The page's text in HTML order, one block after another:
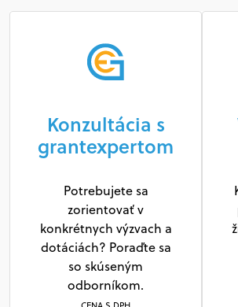
Konzultácia s
grantexpertom
Potrebujete sa
zorientovať v
konkrétnych výzvach a
dotáciách? Poraďte sa
so skúseným
odborníkom.